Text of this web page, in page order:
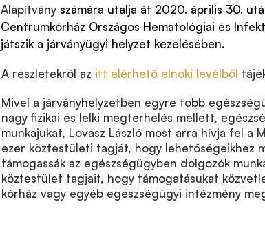
Alapítvány számára utalja át 2020. április 30.
Centrumkórház Országos Hematológiai és
játszik a járványügyi helyzet kezelésében.
A részletekről az itt elérhető elnöki levélből
Mivel a járványhelyzetben egyre több
nagy fizikai és lelki megterhelés mellett,
munkájukat, Lovász László most arra hívja fel a
ezer köztestületi tagját, hogy lehetőségeikhez
támogassák az egészségügyben dolgozók
köztestület tagjait, hogy támogatásukat
kórház vagy egyéb egészségügyi intézmény